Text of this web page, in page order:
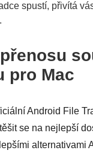
spustí, přivítá
pro Mac
Android File
se na nejlepší
alternativami